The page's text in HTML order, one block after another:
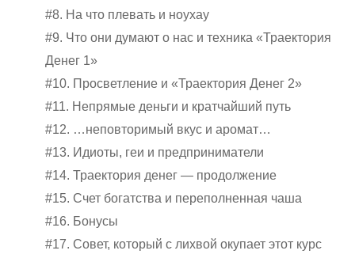
#8. На что плевать и ноухау
#9. Что они думают о нас и техника «Траектория
Денег 1»
#10. Просветление и «Траектория Денег 2»
#11. Непрямые деньги и кратчайший путь
#12. …неповторимый вкус и аромат…
#13. Идиоты, геи и предприниматели
#14. Траектория денег — продолжение
#15. Cчет богатства и переполненная чаша
#16. Бонусы
#17. Совет, который с лихвой окупает этот курс